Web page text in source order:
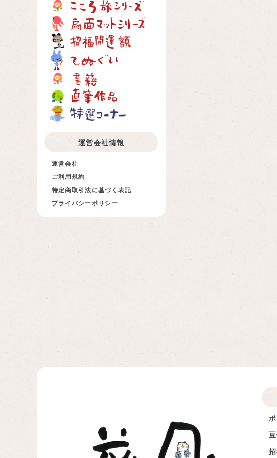
運営会社情報
運営会社
ご利用規約
特定商取引法に基づく表記
プライバシーポリシー